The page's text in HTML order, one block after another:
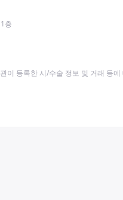
층
이 등록한 시/수술 정보 및 거래 등